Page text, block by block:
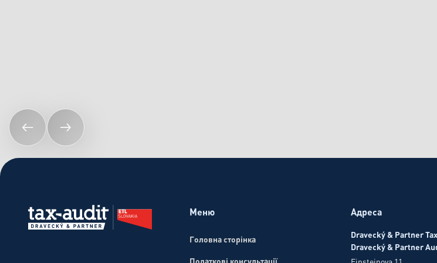
Мінімальний податок для компаній:
Практичний посібник та відповіді на часті
Меню
Головна сторінка
Податкові консультації
Адреса
Dravecký & Partner
Dravecký & Partner